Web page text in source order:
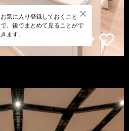
お気に入り登録しておくこと
で、後でまとめて見ることがで
きます。